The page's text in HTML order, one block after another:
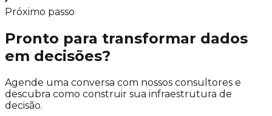
Próximo passo
Pronto para transformar dados
em decisões?
Agende uma conversa com nossos consultores e
descubra como construir sua infraestrutura de
decisão.